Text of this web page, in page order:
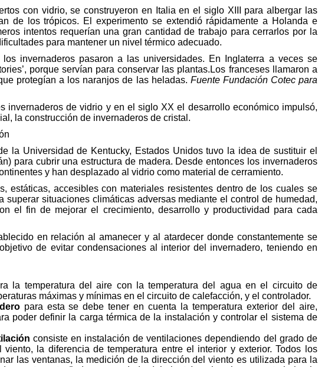
con vidrio, se construyeron en Italia en el siglo XIII para albergar las
de los trópicos. El experimento se extendió rápidamente a Holanda e
intentos requerían una gran cantidad de trabajo para cerrarlos por la
para mantener un nivel térmico adecuado.
invernaderos pasaron a las universidades. En Inglaterra a veces se
porque servían para conservar las plantas.Los franceses llamaron a
protegían a los naranjos de las heladas. Fuente Fundación Cotec para
invernaderos de vidrio y en el siglo XX el desarrollo económico impulsó,
la construcción de invernaderos de cristal.
la Universidad de Kentucky, Estados Unidos tuvo la idea de sustituir el
para cubrir una estructura de madera. Desde entonces los invernaderos
y han desplazado al vidrio como material de cerramiento.
estáticas, accesibles con materiales resistentes dentro de los cuales se
superar situaciones climáticas adversas mediante el control de humedad,
el fin de mejorar el crecimiento, desarrollo y productividad para cada
en relación al amanecer y al atardecer donde constantemente se
de evitar condensaciones al interior del invernadero, teniendo en
la temperatura del aire con la temperatura del agua en el circuito de
máximas y mínimas en el circuito de calefacción, y el controlador.
para esta se debe tener en cuenta la temperatura exterior del aire,
poder definir la carga térmica de la instalación y controlar el sistema de
consiste en instalación de ventilaciones dependiendo del grado de
la diferencia de temperatura entre el interior y exterior. Todos los
las ventanas, la medición de la dirección del viento es utilizada para la